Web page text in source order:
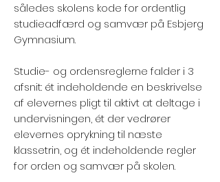
således skolens kode for ordentlig
studieadfærd og samvær på Esbjerg
Gymnasium.
Studie- og ordensreglerne falder i 3
afsnit: ét indeholdende en beskrivelse
af elevernes pligt til aktivt at deltage i
undervisningen, ét der vedrører
elevernes oprykning til næste
klassetrin, og ét indeholdende regler
for orden og samvær på skolen.